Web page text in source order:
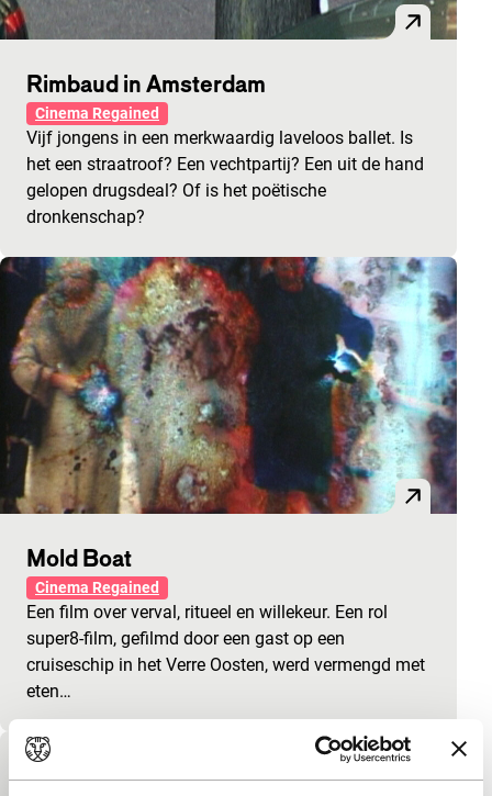
Rimbaud in Amsterdam
Cinema Regained
Vijf jongens in een merkwaardig laveloos ballet. Is
het een straatroof? Een vechtpartij? Een uit de hand
gelopen drugsdeal? Of is het poëtische
dronkenschap?
Mold Boat
Cinema Regained
Een film over verval, ritueel en willekeur. Een rol
super8-film, gefilmd door een gast op een
cruiseschip in het Verre Oosten, werd vermengd met
eten…
Wagner’s ring